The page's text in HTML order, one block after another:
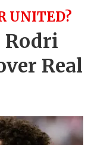
UNITED?
Rodri
Real